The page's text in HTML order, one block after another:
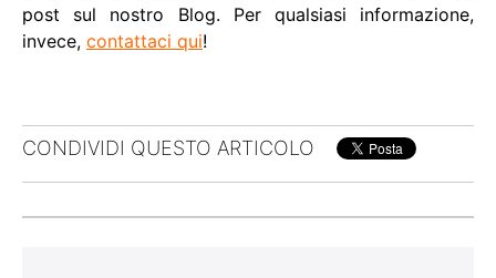
post sul nostro Blog. Per qualsiasi informazione,
invece, contattaci qui!
CONDIVIDI QUESTO ARTICOLO